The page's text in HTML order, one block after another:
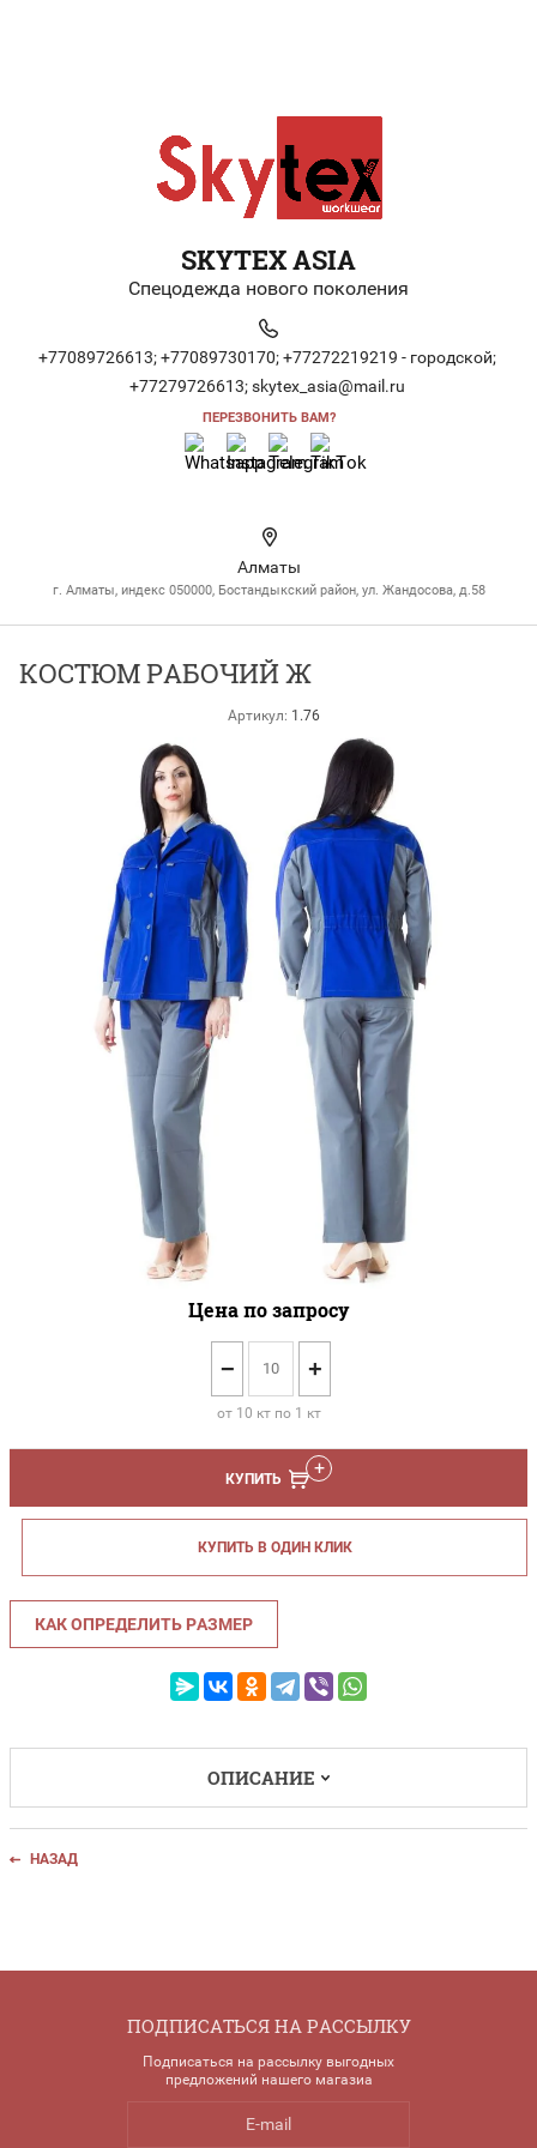
SKYTEX ASIA
Спецодежда нового поколения
+77089726613; +77089730170; +77272219219 - городской;
+77279726613; skytex_asia@mail.ru
ПЕРЕЗВОНИТЬ ВАМ?
Алматы
г. Алматы, индекс 050000, Бостандыкский район, ул. Жандосова, д.58
КОСТЮМ РАБОЧИЙ Ж
Артикул: 1.76
Цена по запросу
− +
от 10 кт по 1 кт
КУПИТЬ
КУПИТЬ В ОДИН КЛИК
КАК ОПРЕДЕЛИТЬ РАЗМЕР
ОПИСАНИЕ
НАЗАД
ПОДПИСАТЬСЯ НА РАССЫЛКУ
Подписаться на рассылку выгодных
предложений нашего магазиа